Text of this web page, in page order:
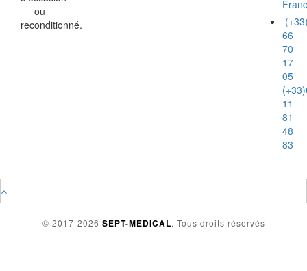
ou
reconditionné.
66
70
17
05
11
81
48
83
© 2017-2026 SEPT-MEDICAL. Tous droits réservés